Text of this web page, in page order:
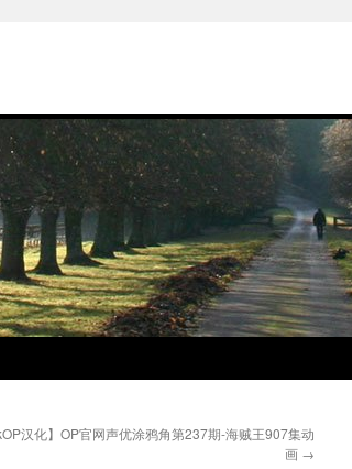
汉化】OP官网声优涂鸦角第237期-海贼王907集动
画 →